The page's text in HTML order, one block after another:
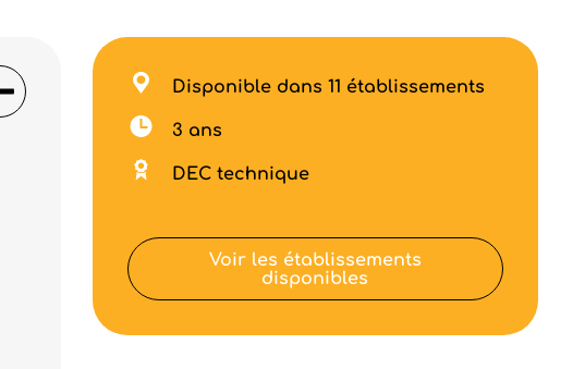
Disponible dans 11 établissements
3 ans
DEC technique
Voir les établissements
disponibles